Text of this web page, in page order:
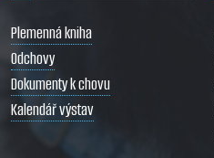
Plemenná kniha
Odchovy
Dokumenty k chovu
Kalendář výstav